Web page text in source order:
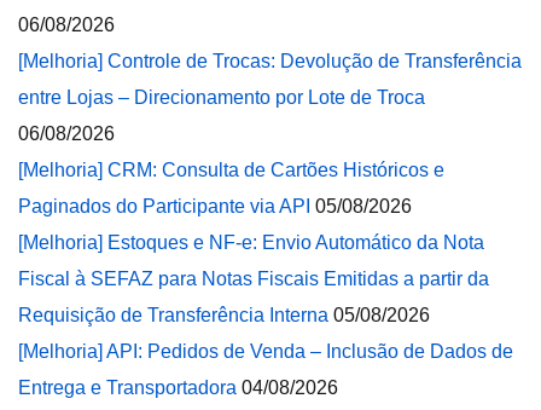
06/08/2026
[Melhoria] Controle de Trocas: Devolução de Transferência
entre Lojas – Direcionamento por Lote de Troca
06/08/2026
[Melhoria] CRM: Consulta de Cartões Históricos e
Paginados do Participante via API 05/08/2026
[Melhoria] Estoques e NF-e: Envio Automático da Nota
Fiscal à SEFAZ para Notas Fiscais Emitidas a partir da
Requisição de Transferência Interna 05/08/2026
[Melhoria] API: Pedidos de Venda – Inclusão de Dados de
Entrega e Transportadora 04/08/2026